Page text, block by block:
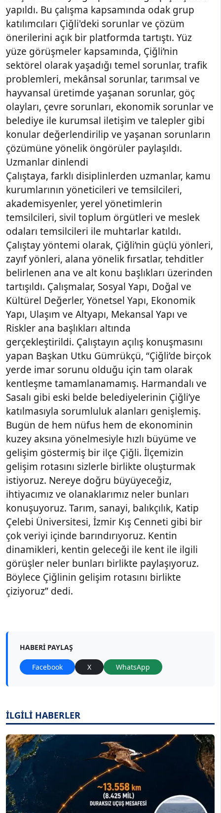
yapıldı. Bu çalışma kapsamında odak grup
katılımcıları Çiğli'deki sorunlar ve çözüm
önerilerini açık bir platformda tartıştı. Yüz
yüze görüşmeler kapsamında, Çiğli’nin
sektörel olarak yaşadığı temel sorunlar, trafik
problemleri, mekânsal sorunlar, tarımsal ve
hayvansal üretimde yaşanan sorunlar, göç
olayları, çevre sorunları, ekonomik sorunlar ve
belediye ile kurumsal iletişim ve talepler gibi
konular değerlendirilip ve yaşanan sorunların
çözümüne yönelik öngörüler paylaşıldı.
Uzmanlar dinlendi
Çalıştaya, farklı disiplinlerden uzmanlar, kamu
kurumlarının yöneticileri ve temsilcileri,
akademisyenler, yerel yönetimlerin
temsilcileri, sivil toplum örgütleri ve meslek
odaları temsilcileri ile muhtarlar katıldı.
Çalıştay yöntemi olarak, Çiğli’nin güçlü yönleri,
zayıf yönleri, alana yönelik fırsatlar, tehditler
belirlenen ana ve alt konu başlıkları üzerinden
tartışıldı. Çalışmalar, Sosyal Yapı, Doğal ve
Kültürel Değerler, Yönetsel Yapı, Ekonomik
Yapı, Ulaşım ve Altyapı, Mekansal Yapı ve
Riskler ana başlıkları altında
gerçekleştirildi. Çalıştayın açılış konuşmasını
yapan Başkan Utku Gümrükçü, “Çiğli’de birçok
yerde imar sorunu olduğu için tam olarak
kentleşme tamamlanamamış. Harmandalı ve
Sasalı gibi eski belde belediyelerinin Çiğli’ye
katılmasıyla sorumluluk alanları genişlemiş.
Bugün de hem nüfus hem de ekonominin
kuzey aksına yönelmesiyle hızlı büyüme ve
gelişim göstermiş bir ilçe Çiğli. İlçemizin
gelişim rotasını sizlerle birlikte oluşturmak
istiyoruz. Nereye doğru büyüyeceğiz,
ihtiyacımız ve olanaklarımız neler bunları
konuşuyoruz. Tarım, sanayi, balıkçılık, Katip
Çelebi Üniversitesi, İzmir Kış Cenneti gibi bir
çok veriyi içinde barındırıyoruz. Kentin
dinamikleri, kentin geleceği ile kent ile ilgili
görüşler neler bunları birlikte paylaşıyoruz.
Böylece Çiğlinin gelişim rotasını birlikte
çiziyoruz” dedi.
HABERI PAYLAŞ
Facebook X WhatsApp
İLGİLİ HABERLER